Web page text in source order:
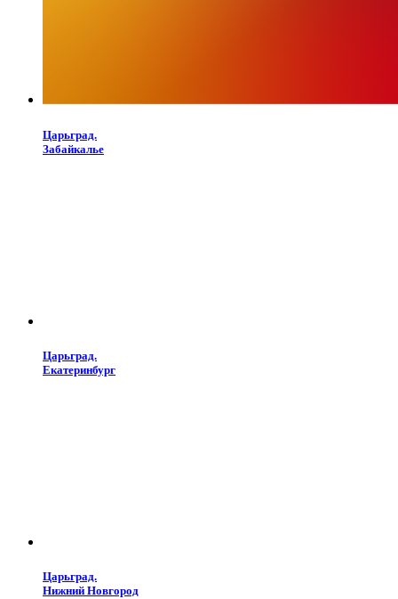
Царьград.
Забайкалье
Царьград.
Екатеринбург
Царьград.
Нижний Новгород